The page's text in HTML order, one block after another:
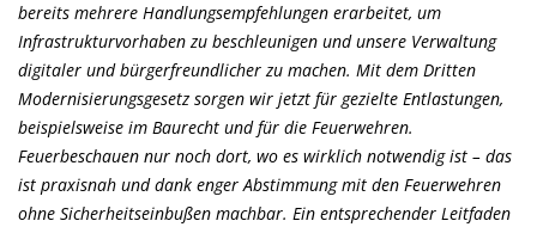
bereits mehrere Handlungsempfehlungen erarbeitet, um
Infrastrukturvorhaben zu beschleunigen und unsere Verwaltung
digitaler und bürgerfreundlicher zu machen. Mit dem Dritten
Modernisierungsgesetz sorgen wir jetzt für gezielte Entlastungen,
beispielsweise im Baurecht und für die Feuerwehren.
Feuerbeschauen nur noch dort, wo es wirklich notwendig ist – das
ist praxisnah und dank enger Abstimmung mit den Feuerwehren
ohne Sicherheitseinbußen machbar. Ein entsprechender Leitfaden